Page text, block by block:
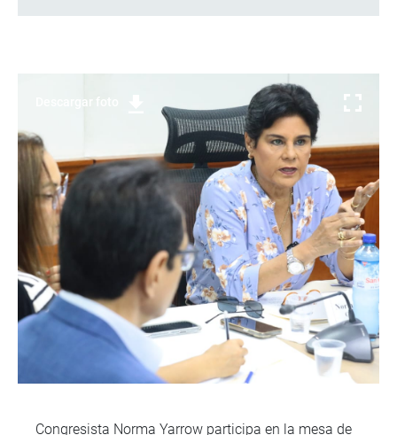
Descargar foto
Congresista Norma Yarrow participa en la mesa de